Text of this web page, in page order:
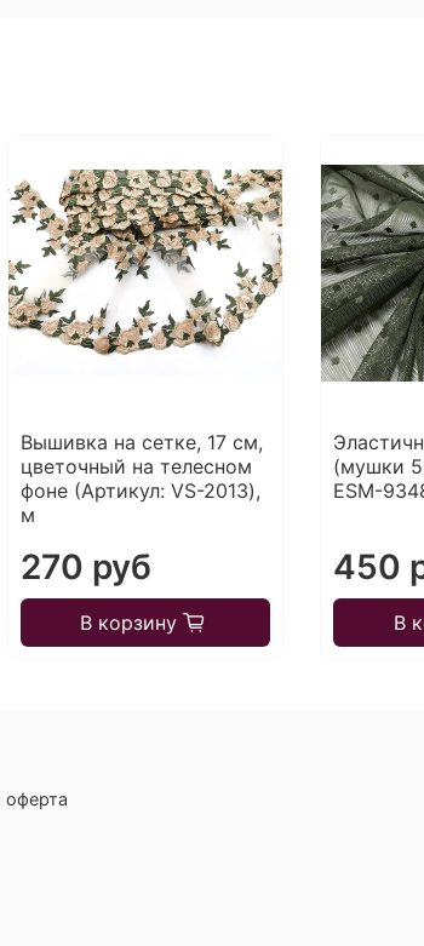
Вышивка на сетке, 17 см,
цветочный на телесном
фоне (Артикул: VS-2013),
м
270 руб
В корзину
(мушки
ESМ-
450
В
оферта